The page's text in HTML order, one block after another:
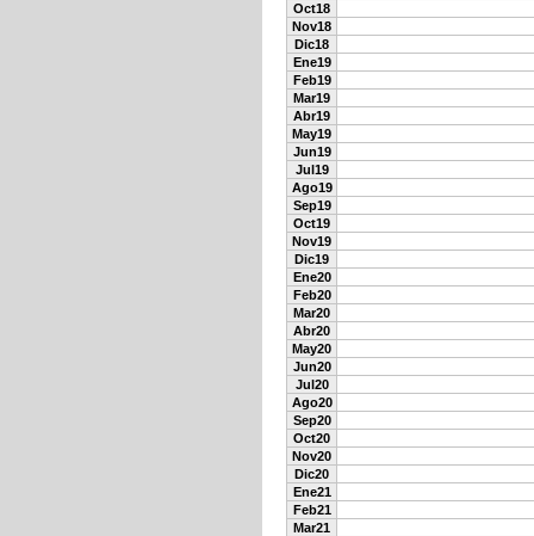
Oct18
Nov18
Dic18
Ene19
Feb19
Mar19
Abr19
May19
Jun19
Jul19
Ago19
Sep19
Oct19
Nov19
Dic19
Ene20
Feb20
Mar20
Abr20
May20
Jun20
Jul20
Ago20
Sep20
Oct20
Nov20
Dic20
Ene21
Feb21
Mar21